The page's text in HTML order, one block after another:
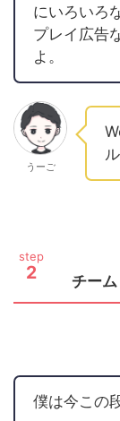
にいろいろ
プレイ広告
よ。
うーご
step
2 チー
僕は今この